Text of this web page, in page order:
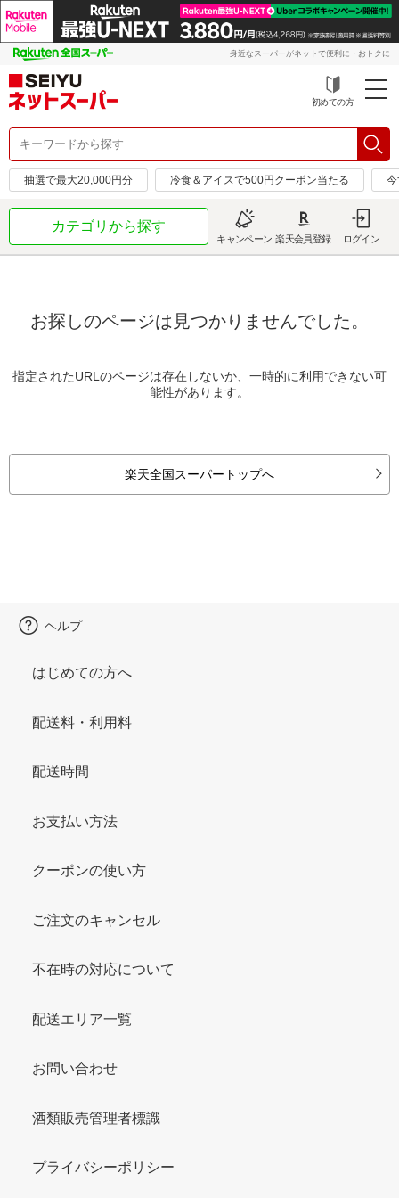
身近なスーパーがネットで便利に・おトクに
初めての方
抽選で最大20,000円分 冷食＆アイスで500円クーポン当たる
カテゴリから探す
キャンペーン 楽天会員登録 ログイン
お探しのページは見つかりませんでした。
指定されたURLのページは存在しないか、一時的に利用できない可
能性があります。
楽天全国スーパートップへ
ヘルプ
はじめての方へ
配送料・利用料
配送時間
お支払い方法
クーポンの使い方
ご注文のキャンセル
不在時の対応について
配送エリア一覧
お問い合わせ
酒類販売管理者標識
プライバシーポリシー